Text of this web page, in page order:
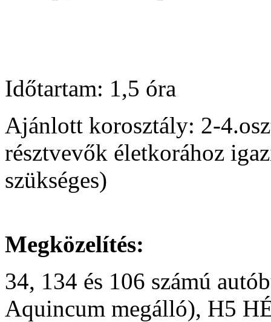
Időtartam: 1,5 óra
Ajánlott korosztály: 2-
résztvevők életkorához
szükséges)
Megközelítés:
34, 134 és 106 számú
Aquincum megálló), H5